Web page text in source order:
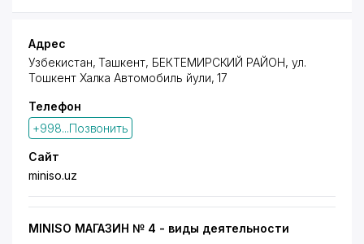
Адрес
Узбекистан, Ташкент, БЕКТЕМИРСКИЙ РАЙОН, ул.
Тошкент Халка Автомобиль йули, 17
Телефон
+998...Позвонить
Сайт
miniso.uz
MINISO МАГАЗИН № 4 - виды деятельности